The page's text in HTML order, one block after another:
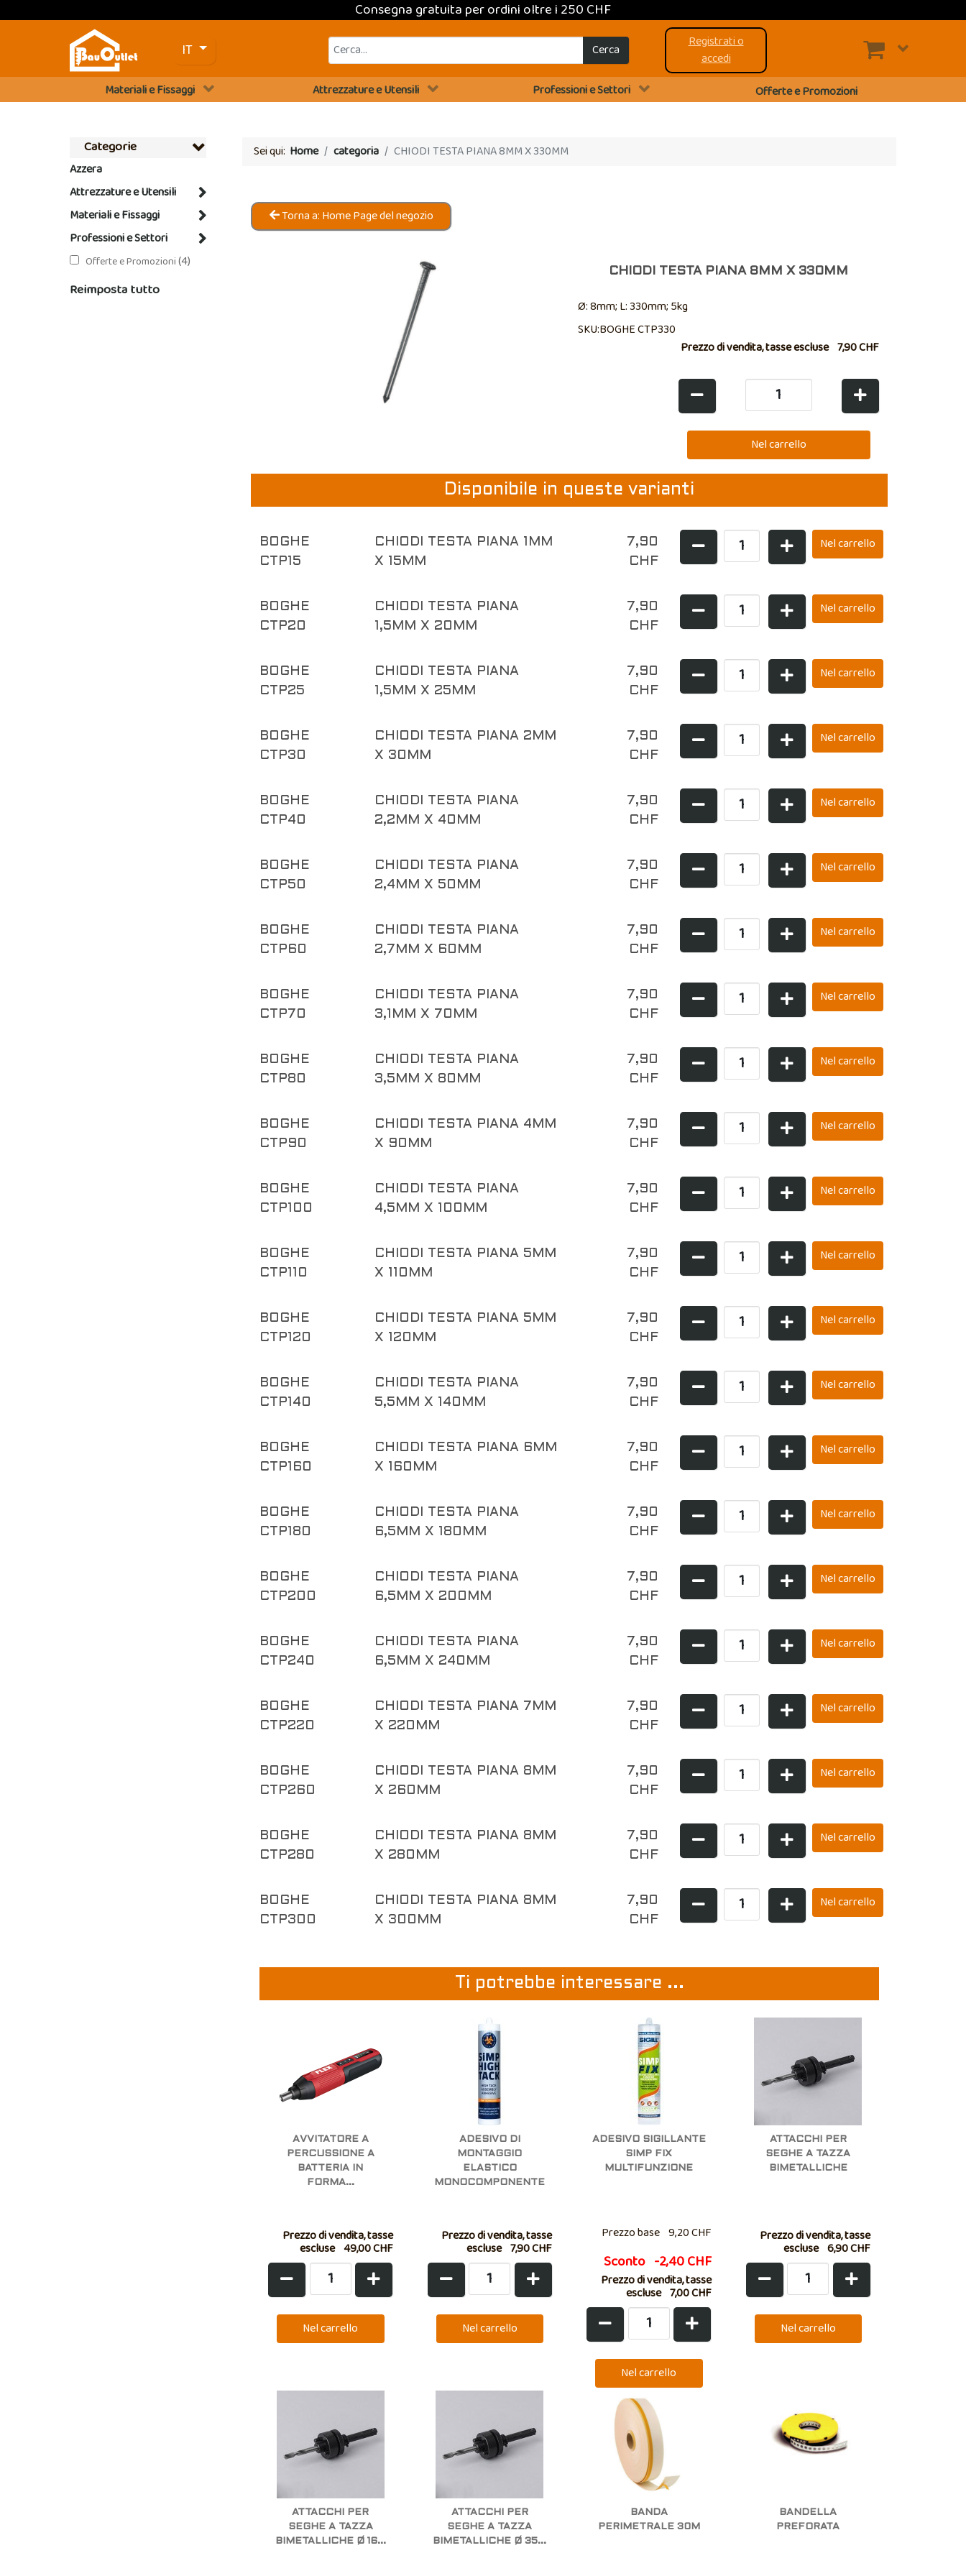
Consegna gratuita per ordini oltre i 250 CHF
Seleziona la tua lingua
IT Cerca
Registrati o
accedi
Materiali e Fissaggi
Attrezzature e Utensili Professioni e Settori Offerte e Promozioni
Categorie
Azzera
Attrezzature e Utensili
Materiali e Fissaggi
Professioni e Settori
Offerte e Promozioni(4)
Reimposta tutto
Sei qui: Home categoria CHIODI TESTA PIANA 8MM X 330MM
Torna a: Home Page del negozio
CHIODI TESTA PIANA 8MM X 330MM
Ø: 8mm; L: 330mm; 5kg
SKU:BOGHE CTP330
Prezzo di vendita, tasse escluse 7,90 CHF
Disponibile in queste varianti
BOGHE
CTP15
CHIODI TESTA PIANA 1MM
X 15MM
7,90
CHF
BOGHE
CTP20
CHIODI TESTA PIANA
1,5MM X 20MM
7,90
CHF
BOGHE
CTP25
CHIODI TESTA PIANA
1,5MM X 25MM
7,90
CHF
BOGHE
CTP30
CHIODI TESTA PIANA 2MM
X 30MM
7,90
CHF
BOGHE
CTP40
CHIODI TESTA PIANA
2,2MM X 40MM
7,90
CHF
BOGHE
CTP50
CHIODI TESTA PIANA
2,4MM X 50MM
7,90
CHF
BOGHE
CTP60
CHIODI TESTA PIANA
2,7MM X 60MM
7,90
CHF
BOGHE
CTP70
CHIODI TESTA PIANA
3,1MM X 70MM
7,90
CHF
BOGHE
CTP80
CHIODI TESTA PIANA
3,5MM X 80MM
7,90
CHF
BOGHE
CTP90
CHIODI TESTA PIANA 4MM
X 90MM
7,90
CHF
BOGHE
CTP100
CHIODI TESTA PIANA
4,5MM X 100MM
7,90
CHF
BOGHE
CTP110
CHIODI TESTA PIANA 5MM
X 110MM
7,90
CHF
BOGHE
CTP120
CHIODI TESTA PIANA 5MM
X 120MM
7,90
CHF
BOGHE
CTP140
CHIODI TESTA PIANA
5,5MM X 140MM
7,90
CHF
BOGHE
CTP160
CHIODI TESTA PIANA 6MM
X 160MM
7,90
CHF
BOGHE
CTP180
CHIODI TESTA PIANA
6,5MM X 180MM
7,90
CHF
BOGHE
CTP200
CHIODI TESTA PIANA
6,5MM X 200MM
7,90
CHF
BOGHE
CTP240
CHIODI TESTA PIANA
6,5MM X 240MM
7,90
CHF
BOGHE
CTP220
CHIODI TESTA PIANA 7MM
X 220MM
7,90
CHF
BOGHE
CTP260
CHIODI TESTA PIANA 8MM
X 260MM
7,90
CHF
BOGHE
CTP280
CHIODI TESTA PIANA 8MM
X 280MM
7,90
CHF
BOGHE
CTP300
CHIODI TESTA PIANA 8MM
X 300MM
7,90
CHF
Ti potrebbe interessare ...
AVVITATORE A
PERCUSSIONE A
BATTERIA IN
FORMA...
Prezzo di vendita, tasse
escluse 49,00 CHF
ADESIVO DI
MONTAGGIO
ELASTICO
MONOCOMPONENTE
Prezzo di vendita, tasse
escluse 7,90 CHF
ADESIVO SIGILLANTE
SIMP FIX
MULTIFUNZIONE
Prezzo base 9,20 CHF
Sconto -2,40 CHF
Prezzo di vendita, tasse
escluse 7,00 CHF
ATTACCHI PER
SEGHE A TAZZA
BIMETALLICHE
Prezzo di vendita, tasse
escluse 6,90 CHF
ATTACCHI PER
SEGHE A TAZZA
BIMETALLICHE Ø 16...
ATTACCHI PER
SEGHE A TAZZA
BIMETALLICHE Ø 35...
BANDA
PERIMETRALE 30M
BANDELLA
PREFORATA